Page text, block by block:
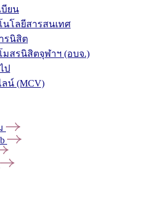
บียน
โลยีสารสนเทศ
รนิสิต
มสรนิสิตจุฬาฯ (อบจ.)
ป
น์ (MCV)